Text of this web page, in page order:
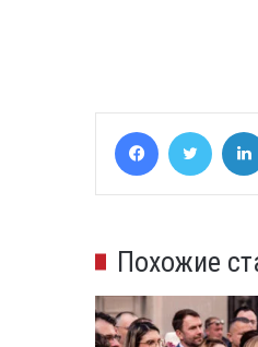
Facebook
Похожие